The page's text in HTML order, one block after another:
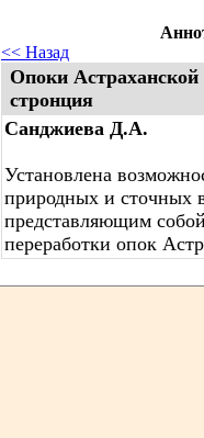
<< Назад
Опоки
стронция
Санджиева Д.А.
Установлена
природных и сточных
представляющим
переработки опок